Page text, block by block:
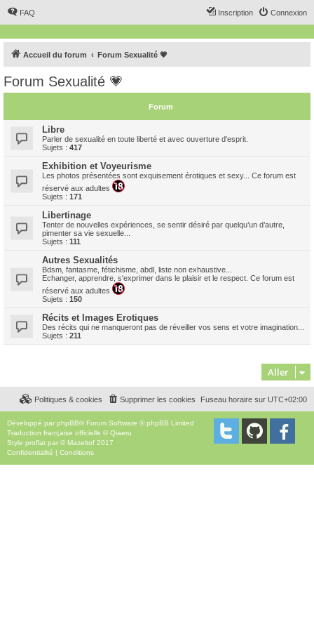
FAQ Connexion
Inscription
Accueil du forum Forum Sexualité 💗
Forum Sexualité 💗
Forum
Libre
Parler de sexualité en toute liberté et avec ouverture d'esprit.
Sujets : 417
Exhibition et Voyeurisme
Les photos présentées sont exquisement érotiques et sexy... Ce forum est
réservé aux adultes
Sujets : 171
Libertinage
Tenter de nouvelles expériences, se sentir désiré par quelqu’un d’autre,
pimenter sa vie sexuelle...
Sujets : 111
Autres Sexualités
Bdsm, fantasme, fétichisme, abdl, liste non exhaustive...
Echanger, apprendre, s'exprimer dans le plaisir et le respect. Ce forum est
réservé aux adultes
Sujets : 150
Récits et Images Erotiques
Des récits qui ne manqueront pas de réveiller vos sens et votre imagination...
Sujets : 211
Aller
Fuseau horaire sur UTC+02:00
Supprimer les cookies
Politiques & cookies
Développé par phpBB® Forum Software © phpBB Limited
Traduction française officielle ©Qiaeru
Style proflat par © Mazeltof 2017
Confidentialité | Conditions